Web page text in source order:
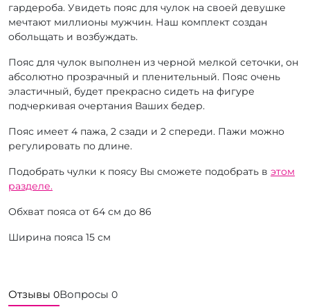
гардероба. Увидеть пояс для чулок на своей девушке
мечтают миллионы мужчин. Наш комплект создан
обольщать и возбуждать.
Пояс для чулок выполнен из черной мелкой сеточки, он
абсолютно прозрачный и пленительный. Пояс очень
эластичный, будет прекрасно сидеть на фигуре
подчеркивая очертания Ваших бедер.
Пояс имеет 4 пажа, 2 сзади и 2 спереди. Пажи можно
регулировать по длине.
Подобрать чулки к поясу Вы сможете подобрать в этом
разделе.
Обхват пояса от 64 см до 86
Ширина пояса 15 см
Отзывы 0Вопросы 0